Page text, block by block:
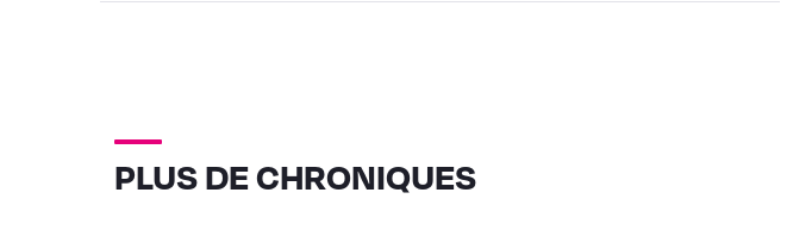
PLUS DE CHRONIQUES